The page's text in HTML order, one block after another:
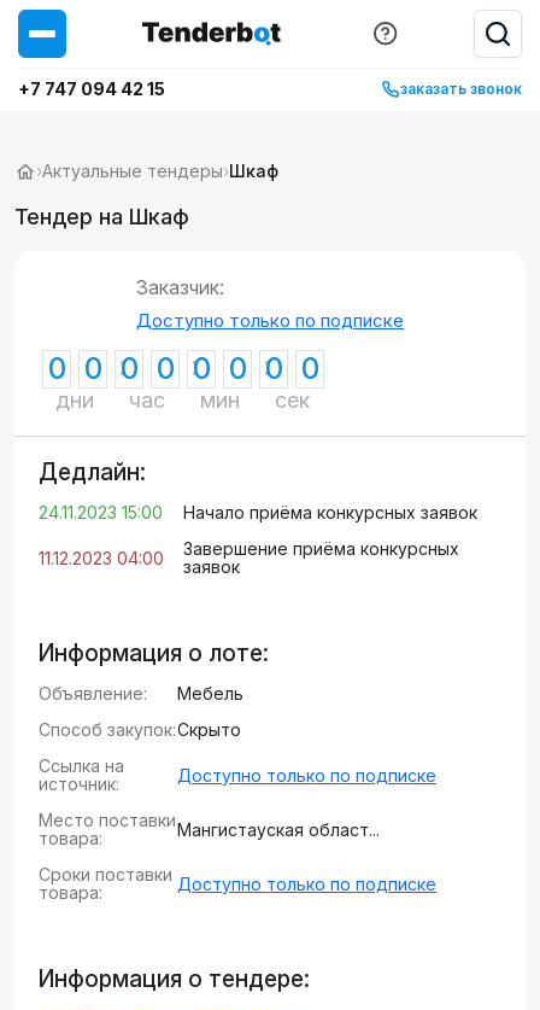
+7 747 094 42 15 заказать звонок
›Актуальные тендеры›Шкаф
Тендер на Шкаф
Заказчик:
Доступно только по подписке
0 0
дни
0 0
час
0 0
мин
0 0
сек
Дедлайн:
24.11.2023 15:00 Начало приёма конкурсных заявок
11.12.2023 04:00
Завершение приёма конкурсных
заявок
Информация о лоте:
Объявление:
Мебель
Способ закупок:Скрыто
Ссылка на
источник:
Доступно только по подписке
Место поставки
товара:
Мангистауская област...
Сроки поставки
товара:
Доступно только по подписке
Информация о тендере: